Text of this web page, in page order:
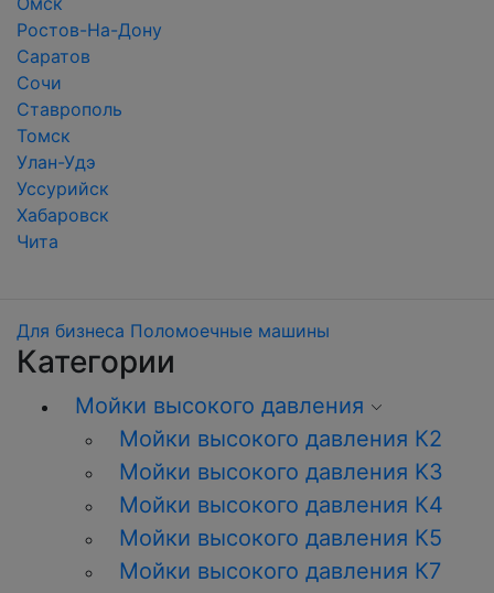
Ростов-На-Дону
Саратов
Сочи
Ставрополь
Томск
Улан-Удэ
Уссурийск
Хабаровск
Чита
Для бизнеса Поломоечные машины
Категории
Мойки высокого давления
Мойки высокого давления К2
Мойки высокого давления K3
Мойки высокого давления К4
Мойки высокого давления К5
Мойки высокого давления К7